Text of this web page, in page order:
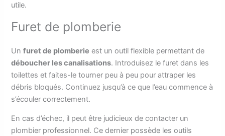
utile.
Furet de plomberie
Unfuret de plomberie est un outil flexible permettant de
déboucher les canalisations. Introduisez le furet dans les
toilettes et faites-le tourner peu à peu pour attraper les
débris bloqués. Continuez jusqu’à ce que l’eau commence à
s’écouler correctement.
En cas d’échec, il peut être judicieux de contacter un
plombier professionnel. Ce dernier possède les outils